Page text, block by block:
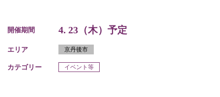
開催期間 4. 23（木）予定
エリア 京丹後市
カテゴリー イベント等